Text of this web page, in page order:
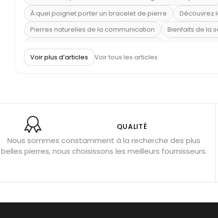
À quel poignet porter un bracelet de pierre
Découvrez
Pierres naturelles de la communication
Bienfaits de la
Pierre de lave : propriétés et bienfaits
Obsidienne noire : danger ?
Guide des pierres de
Pierres pour les examens
Pierres anti-déprime
Porter l’œil de tigre
Géode
Voir plus d’articles Voir tous les articles
QUALITÉ
Nous sommes constamment à la recherche des plus
belles pierres, nous choisissons les meilleurs fournisseurs.